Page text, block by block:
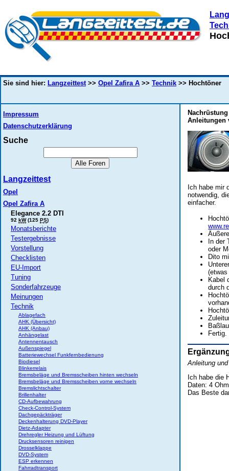
Sie sind hier: Langzeittest>> Opel Zafira A >> Technik >> Hochtöner
Impressum
Datenschutzerklärung
Suche
Langzeittest
Opel
Opel Zafira A
Elegance 2.2 DTI
92 kW(125 PS)
Monatsberichte
Testergebnisse
Vorstellung
Checklisten
EU-Import
Tuning
Sonderfahrzeuge
Meinungen
Technik
Ablagefach
AHK (Übersicht)
AHK (Anbau)
Anhängelast
Antennentausch
Außenspiegel
Batteriewechsel Funkfernbedienung
Biodiesel
Blinkerrelais
Bremsbeläge und Bremsscheiben hinten wechseln
Bremsbeläge und Bremsscheiben vorne wechseln
Bremslichtschalter
Brillenhalter
CD-Aufbewahrung
Check-Control-System
Dachgepäckträger
Deckenhalterung DVD-Player
Dietz-Adapter
Drehregler Heizung und Lüftung
Drucksensoren reinigen
Drosselklappe
DVD-System
ESP erkennen
Fahrradtransport
Anleitungen
Ich habe mir
notwendig,
einfacher.
In der
oder
Dito
Kabel
durch
Anleitung
Ich habe die
Daten: 4
Das Beste